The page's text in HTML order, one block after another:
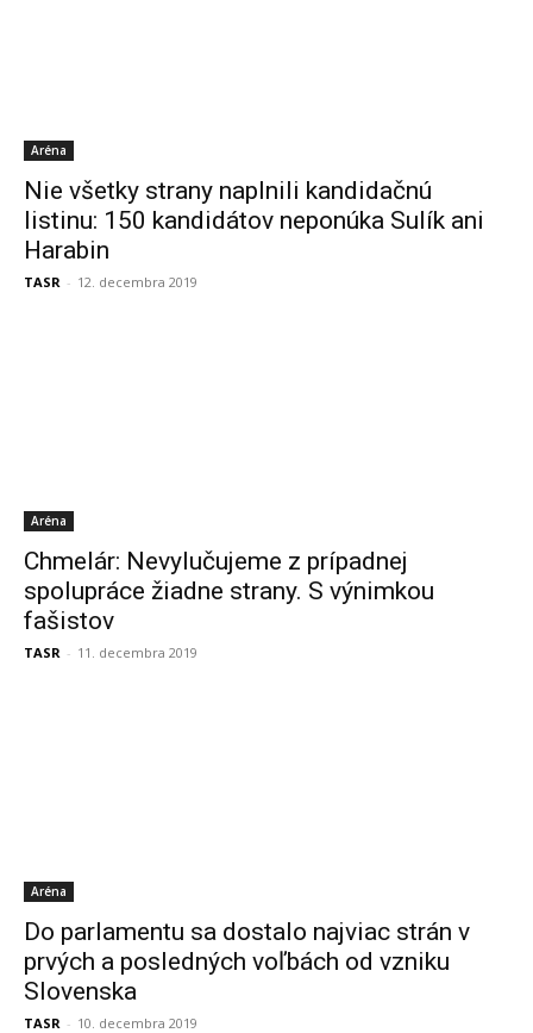
Aréna
Nie všetky strany naplnili kandidačnú
listinu: 150 kandidátov neponúka Sulík ani
Harabin
TASR - 12. decembra 2019
Aréna
Chmelár: Nevylučujeme z prípadnej
spolupráce žiadne strany. S výnimkou
fašistov
TASR - 11. decembra 2019
Aréna
Do parlamentu sa dostalo najviac strán v
prvých a posledných voľbách od vzniku
Slovenska
TASR - 10. decembra 2019